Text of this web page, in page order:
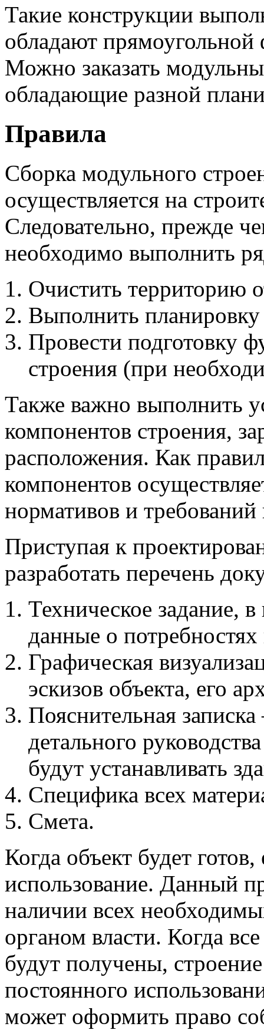
Такие конструкции
обладают
Можно заказать
обладающие разной
Правила
Сборка модульного
осуществляется на
Следовательно, прежде
необходимо выполнить
Очистить территорию
Выполнить
Провести подготовку
строения (при
Также важно выполнить
компонентов строения,
расположения. Как
компонентов
нормативов и
Приступая к
разработать перечень
Техническое задание,
данные о
Графическая
эскизов объекта, его
Пояснительная
детального
будут устанавливать
Специфика всех
Смета.
Когда объект будет
использование. Данный
наличии всех
органом власти. Когда
будут получены,
постоянного
может оформить право